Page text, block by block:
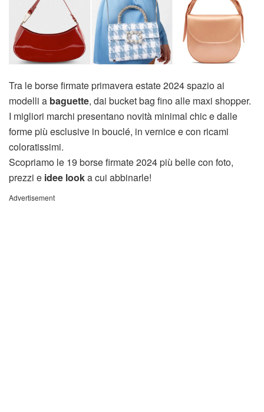
Tra le borse firmate primavera estate 2024 spazio ai
modelli a baguette, dai bucket bag fino alle maxi shopper.
I migliori marchi presentano novità minimal chic e dalle
forme più esclusive in bouclé, in vernice e con ricami
coloratissimi.
Scopriamo le 19 borse firmate 2024 più belle con foto,
prezzi e idee looka cui abbinarle!
Advertisement